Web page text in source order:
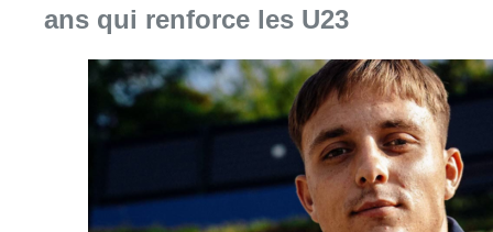
ans qui renforce les U23